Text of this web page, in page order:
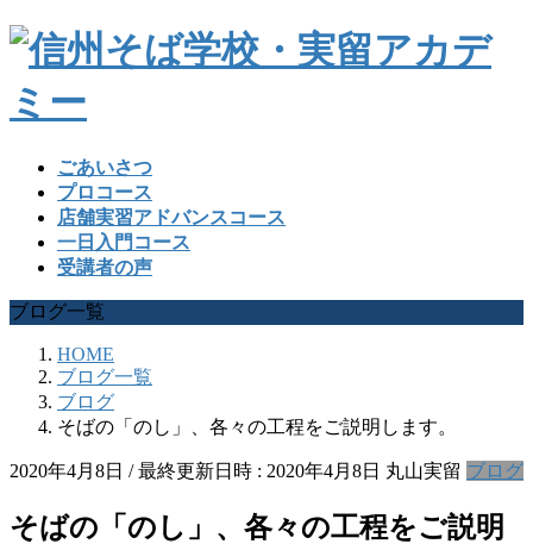
ごあいさつ
プロコース
店舗実習アドバンスコース
一日入門コース
受講者の声
ブログ一覧
HOME
ブログ一覧
ブログ
そばの「のし」、各々の工程をご説明します。
2020年4月8日 / 最終更新日時 : 2020年4月8日 丸山実留 ブログ
そばの「のし」、各々の工程をご説明